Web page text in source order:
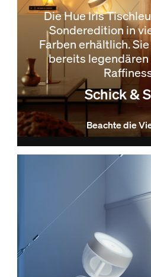
Die Hue Iris
Sonderedition in
Farben erhältlich.
bereits
Schick &
Beachte die